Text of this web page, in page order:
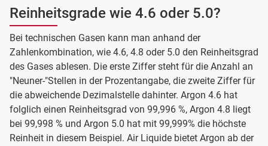
Reinheitsgrade wie 4.6 oder 5.0?
Bei technischen Gasen kann man anhand der
Zahlenkombination, wie 4.6, 4.8 oder 5.0 den Reinheitsgrad
des Gases ablesen. Die erste Ziffer steht für die Anzahl an
"Neuner-"Stellen in der Prozentangabe, die zweite Ziffer für
die abweichende Dezimalstelle dahinter. Argon 4.6 hat
folglich einen Reinheitsgrad von 99,996 %, Argon 4.8 liegt
bei 99,998 % und Argon 5.0 hat mit 99,999% die höchste
Reinheit in diesem Beispiel. Air Liquide bietet Argon ab der